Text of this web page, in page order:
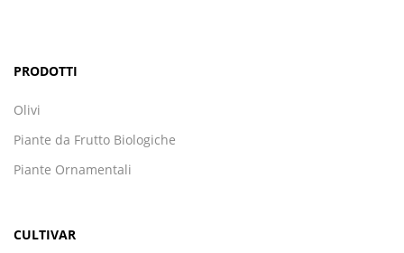
PRODOTTI
Olivi
Piante da Frutto Biologiche
Piante Ornamentali
CULTIVAR